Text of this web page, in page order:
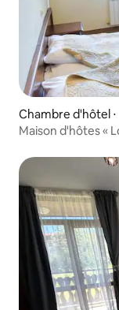
Chambre d'hôtel ⋅
Maison d'hôtes «